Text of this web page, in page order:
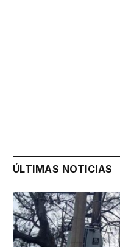
ÚLTIMAS NOTICIAS